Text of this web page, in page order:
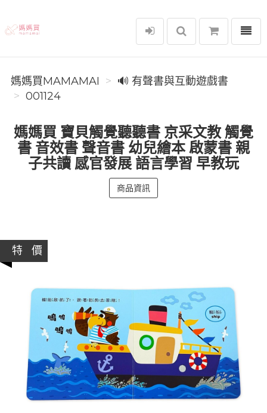
媽媽買MAMAMAI
選單
媽媽買MAMAMAI
🔊 有聲書與互動遊戲書
001124
媽媽買 寶貝觸覺聽聽書 京采文教 觸覺
書 音效書 聲音書 幼兒繪本 啟蒙書 親
子共讀 感官發展 語言學習 早教玩
商品資訊
特 價